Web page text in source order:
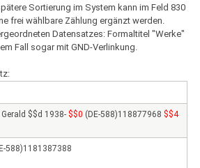
Sortierung im System kann im Feld 830
frei wählbare Zählung ergänzt werden.
Datensatzes: Formaltitel "Werke"
Fall sogar mit GND-Verlinkung.
$$d 1938- $$0 (DE-588)118877968 $$4
588)1181387388